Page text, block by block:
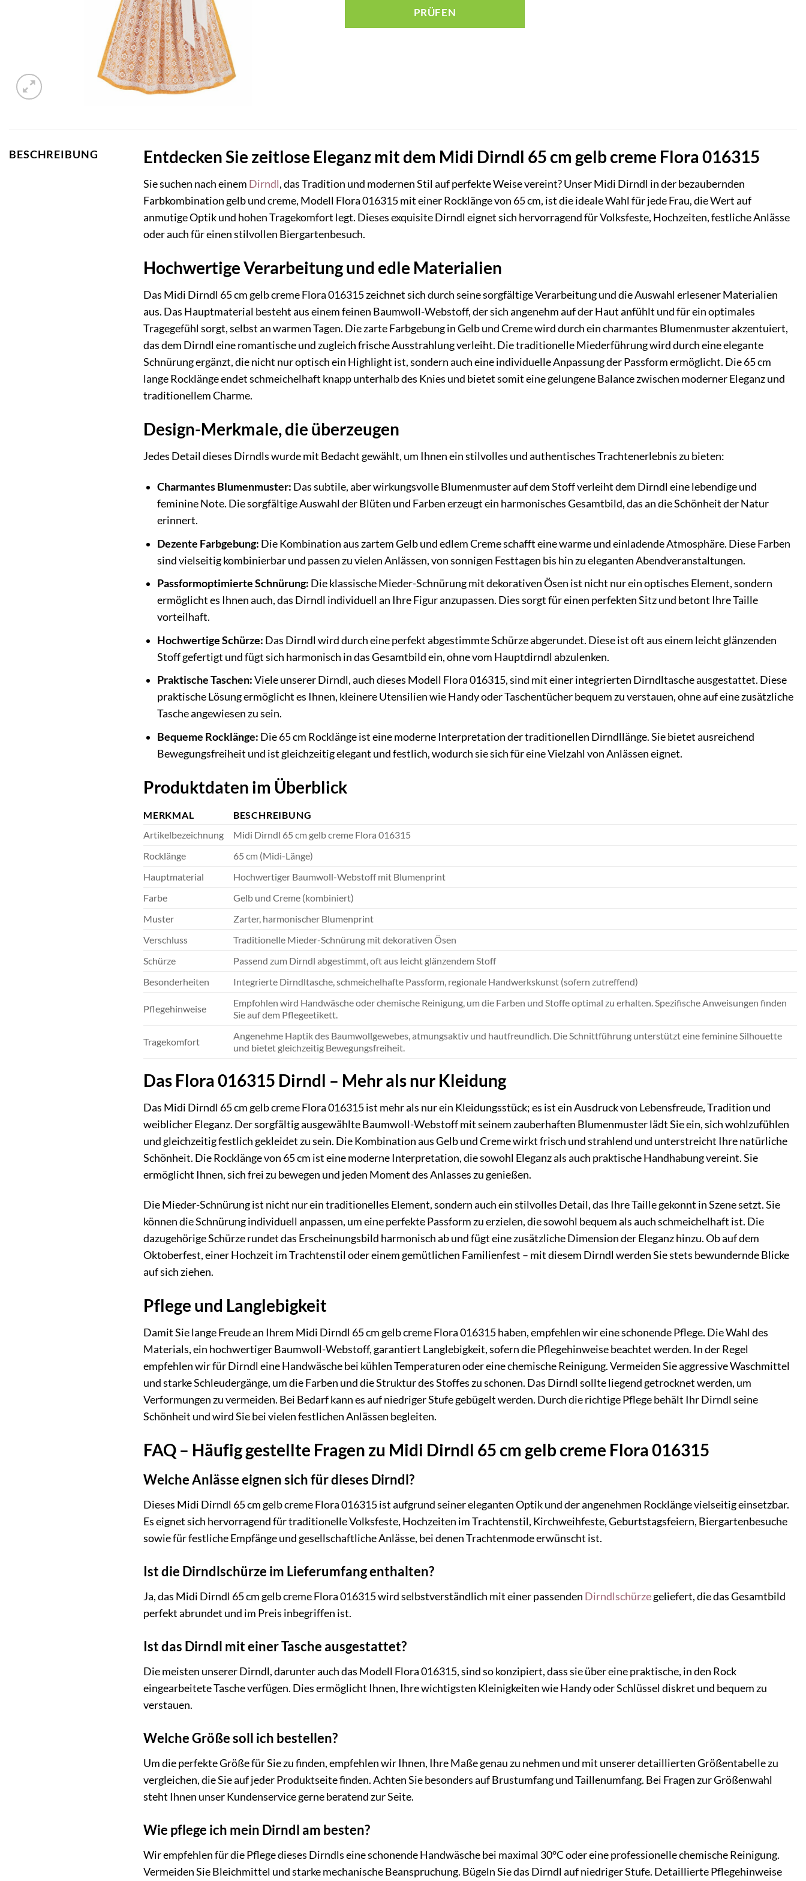
RÜFEN
BESCHREIBUNG Entdecken Sie zeitlose Eleganz mit dem Midi Dirndl 65 cm gelb creme Flora 016315
Sie suchen nach einem Dirndl, das Tradition und modernen Stil auf perfekte Weise vereint? Unser Midi Dirndl in der bezaubernden
Farbkombination gelb und creme, Modell Flora 016315 mit einer Rocklänge von 65 cm, ist die ideale Wahl für jede Frau, die Wert auf
anmutige Optik und hohen Tragekomfort legt. Dieses exquisite Dirndl eignet sich hervorragend für Volksfeste, Hochzeiten, festliche Anlässe
oder auch für einen stilvollen Biergartenbesuch.
Hochwertige Verarbeitung und edle Materialien
Das Midi Dirndl 65 cm gelb creme Flora 016315 zeichnet sich durch seine sorgfältige Verarbeitung und die Auswahl erlesener Materialien
aus. Das Hauptmaterial besteht aus einem feinen Baumwoll-Webstoff, der sich angenehm auf der Haut anfühlt und für ein optimales
Tragegefühl sorgt, selbst an warmen Tagen. Die zarte Farbgebung in Gelb und Creme wird durch ein charmantes Blumenmuster akzentuiert,
das dem Dirndl eine romantische und zugleich frische Ausstrahlung verleiht. Die traditionelle Miederführung wird durch eine elegante
Schnürung ergänzt, die nicht nur optisch ein Highlight ist, sondern auch eine individuelle Anpassung der Passform ermöglicht. Die 65 cm
lange Rocklänge endet schmeichelhaft knapp unterhalb des Knies und bietet somit eine gelungene Balance zwischen moderner Eleganz und
traditionellem Charme.
Design-Merkmale, die überzeugen
Jedes Detail dieses Dirndls wurde mit Bedacht gewählt, um Ihnen ein stilvolles und authentisches Trachtenerlebnis zu bieten:
Charmantes Blumenmuster: Das subtile, aber wirkungsvolle Blumenmuster auf dem Stoff verleiht dem Dirndl eine lebendige und
feminine Note. Die sorgfältige Auswahl der Blüten und Farben erzeugt ein harmonisches Gesamtbild, das an die Schönheit der Natur
erinnert.
Dezente Farbgebung: Die Kombination aus zartem Gelb und edlem Creme schafft eine warme und einladende Atmosphäre. Diese Farben
sind vielseitig kombinierbar und passen zu vielen Anlässen, von sonnigen Festtagen bis hin zu eleganten Abendveranstaltungen.
Passformoptimierte Schnürung: Die klassische Mieder-Schnürung mit dekorativen Ösen ist nicht nur ein optisches Element, sondern
ermöglicht es Ihnen auch, das Dirndl individuell an Ihre Figur anzupassen. Dies sorgt für einen perfekten Sitz und betont Ihre Taille
vorteilhaft.
Hochwertige Schürze: Das Dirndl wird durch eine perfekt abgestimmte Schürze abgerundet. Diese ist oft aus einem leicht glänzenden
Stoff gefertigt und fügt sich harmonisch in das Gesamtbild ein, ohne vom Hauptdirndl abzulenken.
Praktische Taschen:Viele unserer Dirndl, auch dieses Modell Flora 016315, sind mit einer integrierten Dirndltasche ausgestattet. Diese
praktische Lösung ermöglicht es Ihnen, kleinere Utensilien wie Handy oder Taschentücher bequem zu verstauen, ohne auf eine zusätzliche
Tasche angewiesen zu sein.
Bequeme Rocklänge: Die 65 cm Rocklänge ist eine moderne Interpretation der traditionellen Dirndllänge. Sie bietet ausreichend
Bewegungsfreiheit und ist gleichzeitig elegant und festlich, wodurch sie sich für eine Vielzahl von Anlässen eignet.
Produktdaten im Überblick
MERKMAL
BESCHREIBUNG
Artikelbezeichnung
Midi Dirndl 65 cm gelb creme Flora 016315
Rocklänge
65 cm (Midi-Länge)
Hauptmaterial
Hochwertiger Baumwoll-Webstoff mit Blumenprint
Farbe
Gelb und Creme (kombiniert)
Muster
Zarter, harmonischer Blumenprint
Verschluss
Traditionelle Mieder-Schnürung mit dekorativen Ösen
Schürze
Passend zum Dirndl abgestimmt, oft aus leicht glänzendem Stoff
Besonderheiten
Integrierte Dirndltasche, schmeichelhafte Passform, regionale Handwerkskunst (sofern zutreffend)
Pflegehinweise
Empfohlen wird Handwäsche oder chemische Reinigung, um die Farben und Stoffe optimal zu erhalten. Spezifische Anweisungen finden
Sie auf dem Pflegeetikett.
Tragekomfort
Angenehme Haptik des Baumwollgewebes, atmungsaktiv und hautfreundlich. Die Schnittführung unterstützt eine feminine Silhouette
und bietet gleichzeitig Bewegungsfreiheit.
Das Flora 016315 Dirndl – Mehr als nur Kleidung
Das Midi Dirndl 65 cm gelb creme Flora 016315 ist mehr als nur ein Kleidungsstück; es ist ein Ausdruck von Lebensfreude, Tradition und
weiblicher Eleganz. Der sorgfältig ausgewählte Baumwoll-Webstoff mit seinem zauberhaften Blumenmuster lädt Sie ein, sich wohlzufühlen
und gleichzeitig festlich gekleidet zu sein. Die Kombination aus Gelb und Creme wirkt frisch und strahlend und unterstreicht Ihre natürliche
Schönheit. Die Rocklänge von 65 cm ist eine moderne Interpretation, die sowohl Eleganz als auch praktische Handhabung vereint. Sie
ermöglicht Ihnen, sich frei zu bewegen und jeden Moment des Anlasses zu genießen.
Die Mieder-Schnürung ist nicht nur ein traditionelles Element, sondern auch ein stilvolles Detail, das Ihre Taille gekonnt in Szene setzt. Sie
können die Schnürung individuell anpassen, um eine perfekte Passform zu erzielen, die sowohl bequem als auch schmeichelhaft ist. Die
dazugehörige Schürze rundet das Erscheinungsbild harmonisch ab und fügt eine zusätzliche Dimension der Eleganz hinzu. Ob auf dem
Oktoberfest, einer Hochzeit im Trachtenstil oder einem gemütlichen Familienfest – mit diesem Dirndl werden Sie stets bewundernde Blicke
auf sich ziehen.
Pflege und Langlebigkeit
Damit Sie lange Freude an Ihrem Midi Dirndl 65 cm gelb creme Flora 016315 haben, empfehlen wir eine schonende Pflege. Die Wahl des
Materials, ein hochwertiger Baumwoll-Webstoff, garantiert Langlebigkeit, sofern die Pflegehinweise beachtet werden. In der Regel
empfehlen wir für Dirndl eine Handwäsche bei kühlen Temperaturen oder eine chemische Reinigung. Vermeiden Sie aggressive Waschmittel
und starke Schleudergänge, um die Farben und die Struktur des Stoffes zu schonen. Das Dirndl sollte liegend getrocknet werden, um
Verformungen zu vermeiden. Bei Bedarf kann es auf niedriger Stufe gebügelt werden. Durch die richtige Pflege behält Ihr Dirndl seine
Schönheit und wird Sie bei vielen festlichen Anlässen begleiten.
FAQ – Häufig gestellte Fragen zu Midi Dirndl 65 cm gelb creme Flora 016315
Welche Anlässe eignen sich für dieses Dirndl?
Dieses Midi Dirndl 65 cm gelb creme Flora 016315 ist aufgrund seiner eleganten Optik und der angenehmen Rocklänge vielseitig einsetzbar.
Es eignet sich hervorragend für traditionelle Volksfeste, Hochzeiten im Trachtenstil, Kirchweihfeste, Geburtstagsfeiern, Biergartenbesuche
sowie für festliche Empfänge und gesellschaftliche Anlässe, bei denen Trachtenmode erwünscht ist.
Ist die Dirndlschürze im Lieferumfang enthalten?
Ja, das Midi Dirndl 65 cm gelb creme Flora 016315 wird selbstverständlich mit einer passenden Dirndlschürzegeliefert, die das Gesamtbild
perfekt abrundet und im Preis inbegriffen ist.
Ist das Dirndl mit einer Tasche ausgestattet?
Die meisten unserer Dirndl, darunter auch das Modell Flora 016315, sind so konzipiert, dass sie über eine praktische, in den Rock
eingearbeitete Tasche verfügen. Dies ermöglicht Ihnen, Ihre wichtigsten Kleinigkeiten wie Handy oder Schlüssel diskret und bequem zu
verstauen.
Welche Größe soll ich bestellen?
Um die perfekte Größe für Sie zu finden, empfehlen wir Ihnen, Ihre Maße genau zu nehmen und mit unserer detaillierten Größentabelle zu
vergleichen, die Sie auf jeder Produktseite finden. Achten Sie besonders auf Brustumfang und Taillenumfang. Bei Fragen zur Größenwahl
steht Ihnen unser Kundenservice gerne beratend zur Seite.
Wie pflege ich mein Dirndl am besten?
Wir empfehlen für die Pflege dieses Dirndls eine schonende Handwäsche bei maximal 30°C oder eine professionelle chemische Reinigung.
Vermeiden Sie Bleichmittel und starke mechanische Beanspruchung. Bügeln Sie das Dirndl auf niedriger Stufe. Detaillierte Pflegehinweise